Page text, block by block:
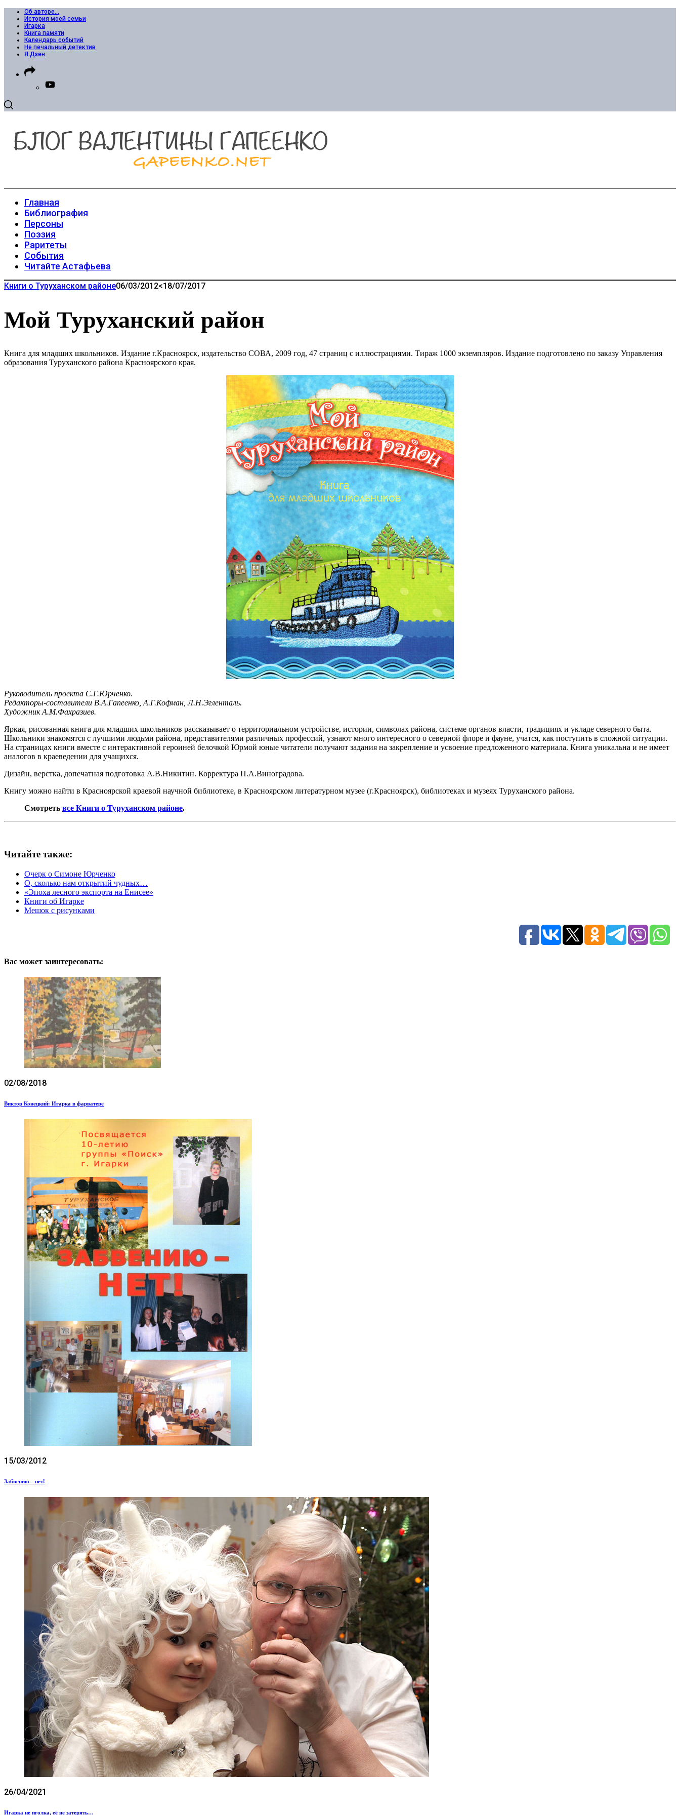
Об авторе…
История моей семьи
Игарка
Книга памяти
Календарь событий
Не печальный детектив
Я.Дзен
Главная
Библиография
Персоны
Поэзия
Раритеты
События
Читайте Астафьева
Книги о Туруханском районе06/03/2012<18/07/2017
Мой Туруханский район
Книга для младших школьников. Издание г.Красноярск, издательство СОВА, 2009 год, 47 страниц с иллюстрациями. Тираж 1000 экземпляров. Издание подготовлено по заказу Управления
образования Туруханского района Красноярского края.
Руководитель проекта С.Г.Юрченко.
Редакторы-составители В.А.Гапеенко, А.Г.Кофман, Л.Н.Эгленталь.
Художник А.М.Фахразиев.
Яркая, рисованная книга для младших школьников рассказывает о территориальном устройстве, истории, символах района, системе органов власти, традициях и укладе северного быта.
Школьники знакомятся с лучшими людьми района, представителями различных профессий, узнают много интересного о северной флоре и фауне, учатся, как поступить в сложной ситуации.
На страницах книги вместе с интерактивной героиней белочкой Юрмой юные читатели получают задания на закрепление и усвоение предложенного материала. Книга уникальна и не имеет
аналогов в краеведении для учащихся.
Дизайн, верстка, допечатная подготовка А.В.Никитин. Корректура П.А.Виноградова.
Книгу можно найти в Красноярской краевой научной библиотеке, в Красноярском литературном музее (г.Красноярск), библиотеках и музеях Туруханского района.
Смотреть все Книги о Туруханском районе.
Читайте также:
Очерк о Симоне Юрченко
О, сколько нам открытий чудных…
«Эпоха лесного экспорта на Енисее»
Книги об Игарке
Мешок с рисунками
Вас может заинтересовать:
02/08/2018
Виктор Конецкий: Игарка в фарватере
15/03/2012
Забвению – нет!
26/04/2021
Игарка не иголка, её не затерять…